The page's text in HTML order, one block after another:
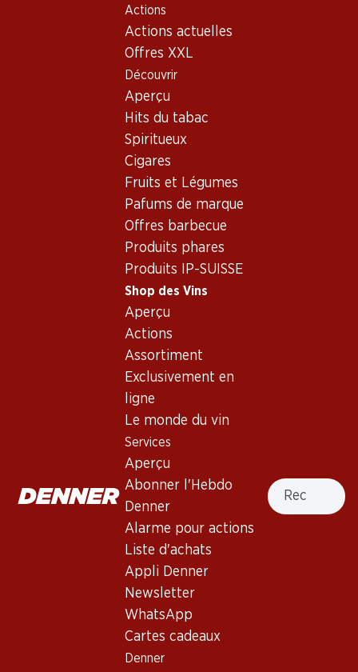
Actions
Actions actuelles
Offres XXL
Découvrir
Aperçu
Hits du tabac
Spiritueux
Cigares
Fruits et Légumes
Pafums de marque
Offres barbecue
Produits phares
Produits IP-SUISSE
Shop des Vins
Aperçu
Actions
Assortiment
Exclusivement en
ligne
Le monde du vin
Services
Aperçu
Abonner l'Hebdo
Denner
Alarme pour actions
Liste d'achats
Appli Denner
Newsletter
WhatsApp
Cartes cadeaux
Denner
Recherche
Shop des Vins
France
différentes régions
Chardonnay Pays d'Oc IGP
Recto Verso
Chardonnay Pays d'Oc IGP
différentes régions
et pleine. Finale moyennement persistante.
Petite bouteille : 50 cl